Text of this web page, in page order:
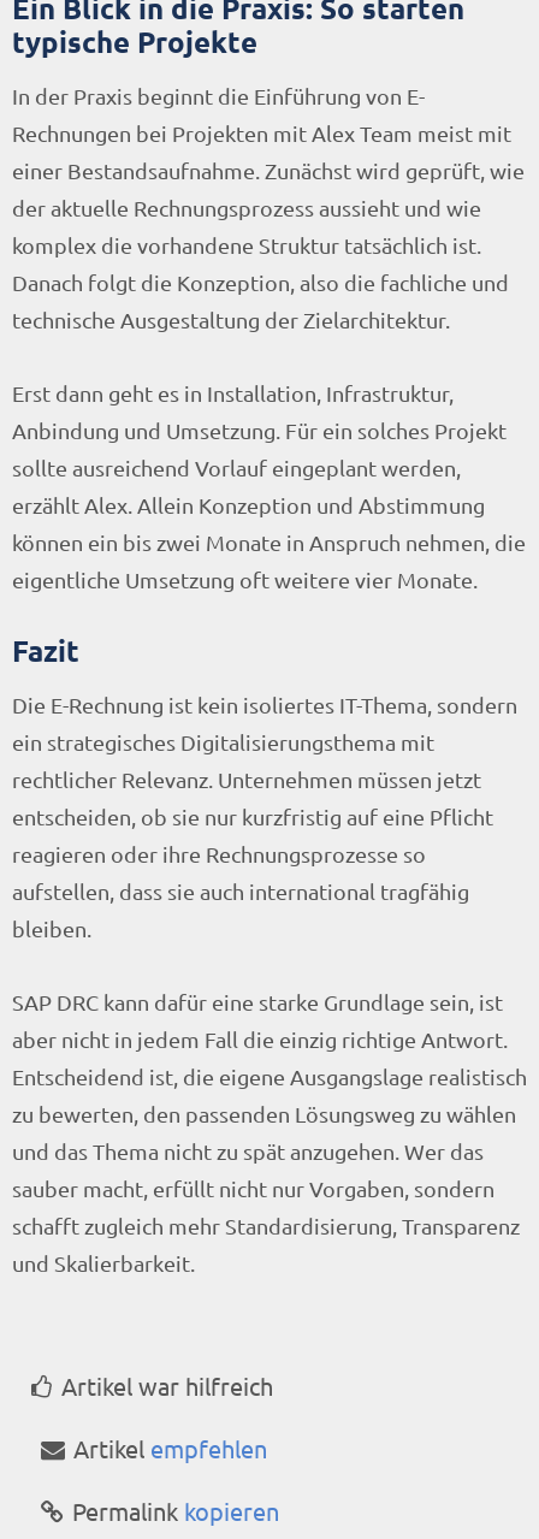
typische Projekte
In der Praxis beginnt die Einführung von E-
Rechnungen bei Projekten mit Alex Team meist mit
einer Bestandsaufnahme. Zunächst wird geprüft, wie
der aktuelle Rechnungsprozess aussieht und wie
komplex die vorhandene Struktur tatsächlich ist.
Danach folgt die Konzeption, also die fachliche und
technische Ausgestaltung der Zielarchitektur.
Erst dann geht es in Installation, Infrastruktur,
Anbindung und Umsetzung. Für ein solches Projekt
sollte ausreichend Vorlauf eingeplant werden,
erzählt Alex. Allein Konzeption und Abstimmung
können ein bis zwei Monate in Anspruch nehmen, die
eigentliche Umsetzung oft weitere vier Monate.
Fazit
Die E-Rechnung ist kein isoliertes IT-Thema, sondern
ein strategisches Digitalisierungsthema mit
rechtlicher Relevanz. Unternehmen müssen jetzt
entscheiden, ob sie nur kurzfristig auf eine Pflicht
reagieren oder ihre Rechnungsprozesse so
aufstellen, dass sie auch international tragfähig
bleiben.
SAP DRC kann dafür eine starke Grundlage sein, ist
aber nicht in jedem Fall die einzig richtige Antwort.
Entscheidend ist, die eigene Ausgangslage realistisch
zu bewerten, den passenden Lösungsweg zu wählen
und das Thema nicht zu spät anzugehen. Wer das
sauber macht, erfüllt nicht nur Vorgaben, sondern
schafft zugleich mehr Standardisierung, Transparenz
und Skalierbarkeit.
Artikel war hilfreich
Artikel empfehlen
Permalink kopieren